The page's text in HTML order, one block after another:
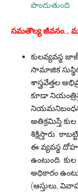
పొందుతుంది.
సమతౌల్య జీవనం…
కులవ్యవస్థ
సామాజిక
శాస్త్రవేత్తల
కూడా
అతిక్రమిస్తే
శిక్షిస్తారు.
ఈ వ్యవస్థ
ఉంటుంది.
అధికారం
(ఆస్తులు,